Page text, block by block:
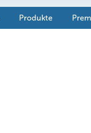
Produkte